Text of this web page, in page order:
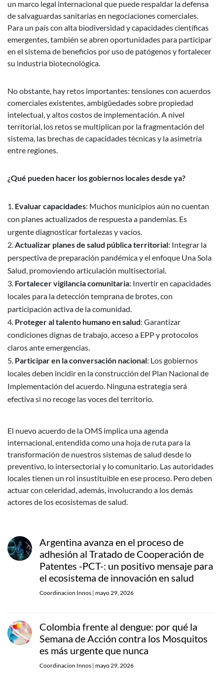
un marco legal internacional que puede respaldar la defensa
de salvaguardas sanitarias en negociaciones comerciales.
Para un país con alta biodiversidad y capacidades científicas
emergentes, también se abren oportunidades para participar
en el sistema de beneficios por uso de patógenos y fortalecer
su industria biotecnológica.
No obstante, hay retos importantes: tensiones con acuerdos
comerciales existentes, ambigüedades sobre propiedad
intelectual, y altos costos de implementación. A nivel
territorial, los retos se multiplican por la fragmentación del
sistema, las brechas de capacidades técnicas y la asimetría
entre regiones.
¿Qué pueden hacer los gobiernos locales desde ya?
Evaluar capacidades: Muchos municipios aún no cuentan
con planes actualizados de respuesta a pandemias. Es
urgente diagnosticar fortalezas y vacíos.
Actualizar planes de salud pública territorial: Integrar la
perspectiva de preparación pandémica y el enfoque Una Sola
Salud, promoviendo articulación multisectorial.
Fortalecer vigilancia comunitaria: Invertir en capacidades
locales para la detección temprana de brotes, con
participación activa de la comunidad.
Proteger al talento humano en salud: Garantizar
condiciones dignas de trabajo, acceso a EPP y protocolos
claros ante emergencias.
Participar en la conversación nacional: Los gobiernos
locales deben incidir en la construcción del Plan Nacional de
Implementación del acuerdo. Ninguna estrategia será
efectiva si no recoge las voces del territorio.
El nuevo acuerdo de la OMS implica una agenda
internacional, entendida como una hoja de ruta para la
transformación de nuestros sistemas de salud desde lo
preventivo, lo intersectorial y lo comunitario. Las autoridades
locales tienen un rol insustituible en ese proceso. Pero deben
actuar con celeridad, además, involucrando a los demás
actores de los ecosistemas de salud.
Argentina avanza en el proceso de
adhesión al Tratado de Cooperación de
Patentes -PCT-: un positivo mensaje para
el ecosistema de innovación en salud
Coordinacion Innos | mayo 29, 2026
Colombia frente al dengue: por qué la
Semana de Acción contra los Mosquitos
es más urgente que nunca
Coordinacion Innos | mayo 29, 2026